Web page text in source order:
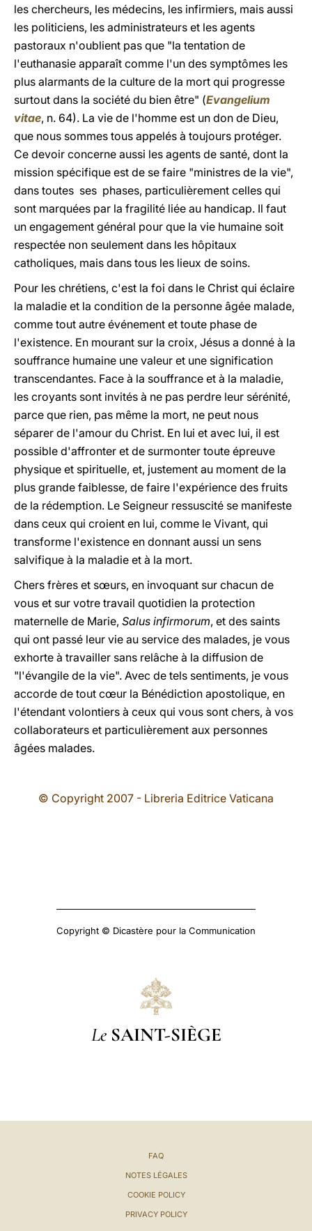
les chercheurs, les médecins, les infirmiers, mais aussi
les politiciens, les administrateurs et les agents
pastoraux n'oublient pas que "la tentation de
l'euthanasie apparaît comme l'un des symptômes les
plus alarmants de la culture de la mort qui progresse
surtout dans la société du bien être" (Evangelium
vitae, n. 64). La vie de l'homme est un don de Dieu,
que nous sommes tous appelés à toujours protéger.
Ce devoir concerne aussi les agents de santé, dont la
mission spécifique est de se faire "ministres de la vie",
dans toutes ses phases, particulièrement celles qui
sont marquées par la fragilité liée au handicap. Il faut
un engagement général pour que la vie humaine soit
respectée non seulement dans les hôpitaux
catholiques, mais dans tous les lieux de soins.
Pour les chrétiens, c'est la foi dans le Christ qui éclaire
la maladie et la condition de la personne âgée malade,
comme tout autre événement et toute phase de
l'existence. En mourant sur la croix, Jésus a donné à la
souffrance humaine une valeur et une signification
transcendantes. Face à la souffrance et à la maladie,
les croyants sont invités à ne pas perdre leur sérénité,
parce que rien, pas même la mort, ne peut nous
séparer de l'amour du Christ. En lui et avec lui, il est
possible d'affronter et de surmonter toute épreuve
physique et spirituelle, et, justement au moment de la
plus grande faiblesse, de faire l'expérience des fruits
de la rédemption. Le Seigneur ressuscité se manifeste
dans ceux qui croient en lui, comme le Vivant, qui
transforme l'existence en donnant aussi un sens
salvifique à la maladie et à la mort.
Chers frères et sœurs, en invoquant sur chacun de
vous et sur votre travail quotidien la protection
maternelle de Marie, Salus infirmorum, et des saints
qui ont passé leur vie au service des malades, je vous
exhorte à travailler sans relâche à la diffusion de
"l'évangile de la vie". Avec de tels sentiments, je vous
accorde de tout cœur la Bénédiction apostolique, en
l'étendant volontiers à ceux qui vous sont chers, à vos
collaborateurs et particulièrement aux personnes
âgées malades.
© Copyright 2007 - Libreria Editrice Vaticana
Copyright © Dicastère pour la Communication
Le SAINT-SIÈGE
FAQ
NOTES LÉGALES
COOKIE POLICY
PRIVACY POLICY